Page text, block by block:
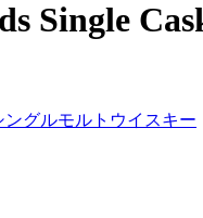
Single
ングルモルトウイスキー